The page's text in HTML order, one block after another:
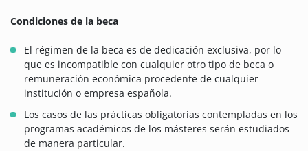
Condiciones de la beca
El régimen de la beca es de dedicación exclusiva, por lo
que es incompatible con cualquier otro tipo de beca o
remuneración económica procedente de cualquier
institución o empresa española.
Los casos de las prácticas obligatorias contempladas en los
programas académicos de los másteres serán estudiados
de manera particular.